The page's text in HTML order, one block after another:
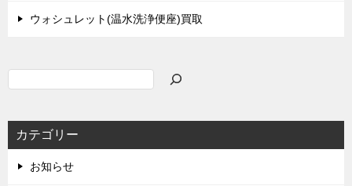
ウォシュレット(温水洗浄便座)買取
カテゴリー
お知らせ